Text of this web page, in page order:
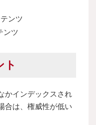
ンツ
ンツ
ト
かインデックスされ
合は、権威性が低い